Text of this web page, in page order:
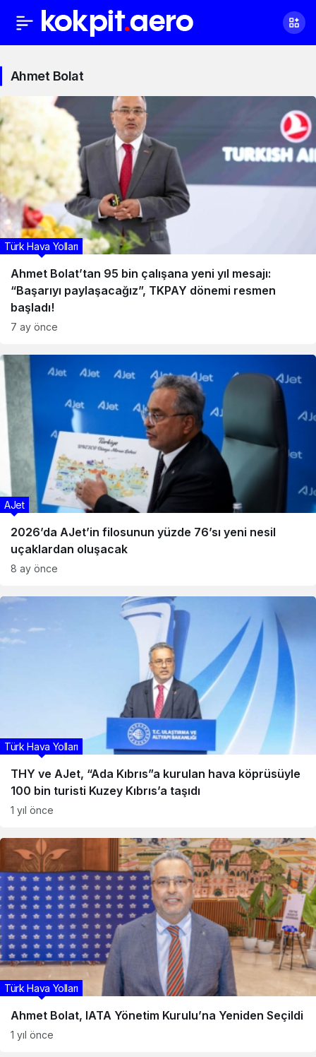
Bolat
Haberleri
Ahmet Bolat
Ahmet Bolat’tan 95 bin çalışana yeni yıl mesajı:
“Başarıyı paylaşacağız”, TKPAY dönemi resmen
başladı!
Türk Hava Yolları
7 ay önce
2026’da AJet’in filosunun yüzde 76’sı yeni nesil
uçaklardan oluşacak
AJet
8 ay önce
THY ve AJet, “Ada Kıbrıs”a kurulan hava köprüsüyle
100 bin turisti Kuzey Kıbrıs’a taşıdı
Türk Hava Yolları
1 yıl önce
Ahmet Bolat, IATA Yönetim Kurulu’na Yeniden Seçildi
Türk Hava Yolları
1 yıl önce